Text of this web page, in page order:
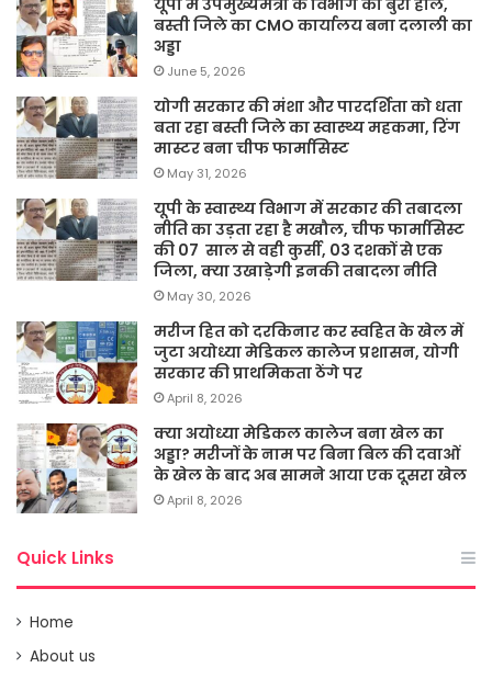
बस्ती जिले का CMO कार्यालय बना दलाली का
अड्डा
June 5, 2026
योगी सरकार की मंशा और पारदर्शिता को धता
बता रहा बस्ती जिले का स्वास्थ्य महकमा, रिंग
मास्टर बना चीफ फार्मासिस्ट
May 31, 2026
यूपी के स्वास्थ्य विभाग में सरकार की तबादला
नीति का उड़ता रहा है मखौल, चीफ फार्मासिस्ट
की 07 साल से वही कुर्सी, 03 दशकों से एक
जिला, क्या उखाड़ेगी इनकी तबादला नीति
May 30, 2026
मरीज हित को दरकिनार कर स्वहित के खेल में
जुटा अयोध्या मेडिकल कालेज प्रशासन, योगी
सरकार की प्राथमिकता ठेंगे पर
April 8, 2026
क्या अयोध्या मेडिकल कालेज बना खेल का
अड्डा? मरीजों के नाम पर बिना बिल की दवाओं
के खेल के बाद अब सामने आया एक दूसरा खेल
April 8, 2026
Quick Links
Home
About us